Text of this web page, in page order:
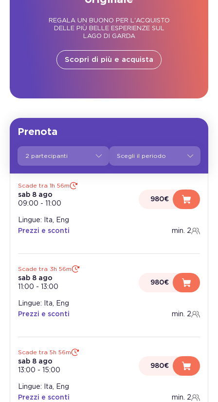
REGALA UN BUONO PER L'ACQUISTO
DELLE PIÙ BELLE ESPERIENZE SUL
LAGO DI GARDA
Scopri di più e acquista
Prenota
2 partecipanti
Scade tra 1h 56m
sab 8 ago
09:00 - 11:00
980€
Lingue: Ita, Eng
Prezzi e sconti
min. 2
Scade tra 3h 56m
sab 8 ago
11:00 - 13:00
980€
Lingue: Ita, Eng
Prezzi e sconti
min. 2
Scade tra 5h 56m
sab 8 ago
13:00 - 15:00
980€
Lingue: Ita, Eng
Prezzi e sconti
min. 2